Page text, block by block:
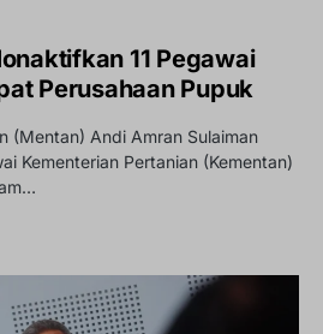
11 Pegawai
Perusahaan Pupuk
(Mentan) Andi Amran Sulaiman
Kementerian Pertanian (Kementan)